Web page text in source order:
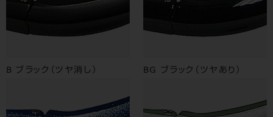
B ブラック（ツヤ消し） BG ブラック（ツヤあり）